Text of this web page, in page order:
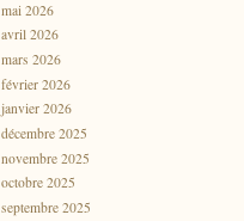
mai 2026
avril 2026
mars 2026
février 2026
janvier 2026
décembre 2025
novembre 2025
octobre 2025
septembre 2025